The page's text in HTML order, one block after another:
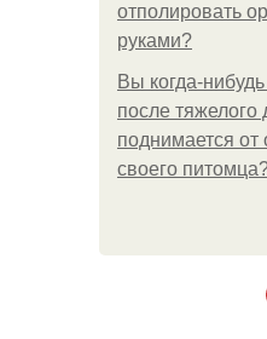
отполировать
руками?
Вы когда-
после тяжелого
поднимается от
своего